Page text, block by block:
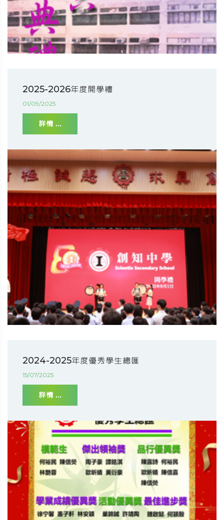
2025-2026年度開學禮
01/09/2025
詳情 ...
2024-2025年度優秀學生總匯
15/07/2025
詳情 ...